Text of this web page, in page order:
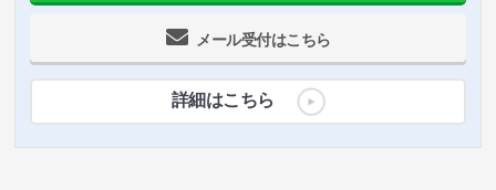
メール受付はこちら
詳細はこちら